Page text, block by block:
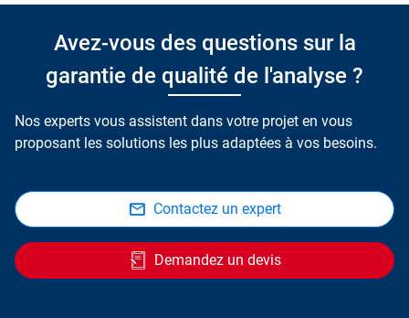
Avez-vous des questions sur la
garantie de qualité de l'analyse ?
Nos experts vous assistent dans votre projet en vous
proposant les solutions les plus adaptées à vos besoins.
Contactez un expert
Demandez un devis